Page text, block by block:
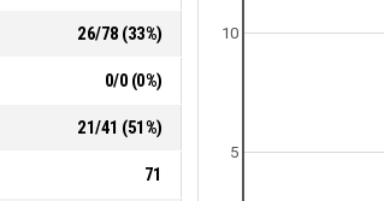
26/78 (33%)
0/0 (0%)
21/41 (51%)
71
5
10